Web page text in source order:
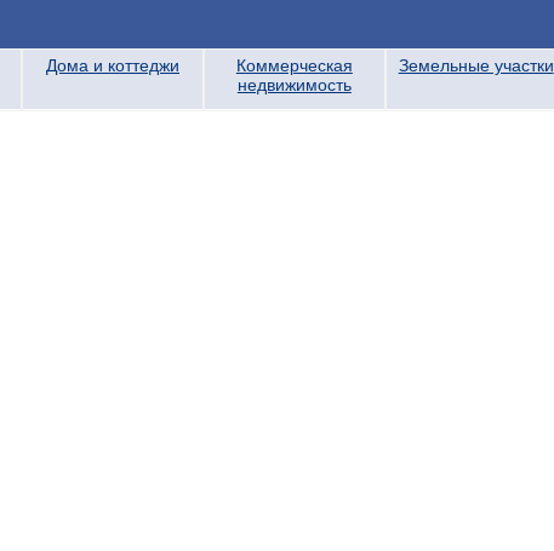
Дома и коттеджи
Коммерческая
недвижимость
Земельные участки